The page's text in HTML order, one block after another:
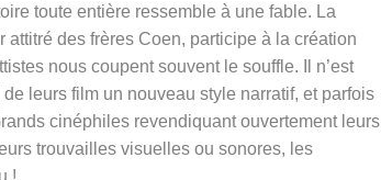
toute entière ressemble à une fable. La
des frères Coen, participe à la création
nous coupent souvent le souffle. Il n’est
leurs film un nouveau style narratif, et parfois
cinéphiles revendiquant ouvertement leurs
trouvailles visuelles ou sonores, les
!